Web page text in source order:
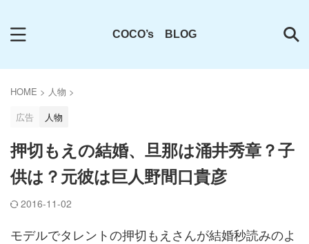
COCO’s BLOG
HOME > 人物 >
広告
人物
押切もえの結婚、旦那は涌井秀章？子
供は？元彼は巨人野間口貴彦
2016-11-02
モデルでタレントの押切もえさんが結婚秒読みのよ